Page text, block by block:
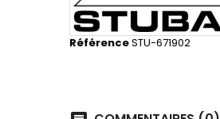
RéférenceSTU-671902